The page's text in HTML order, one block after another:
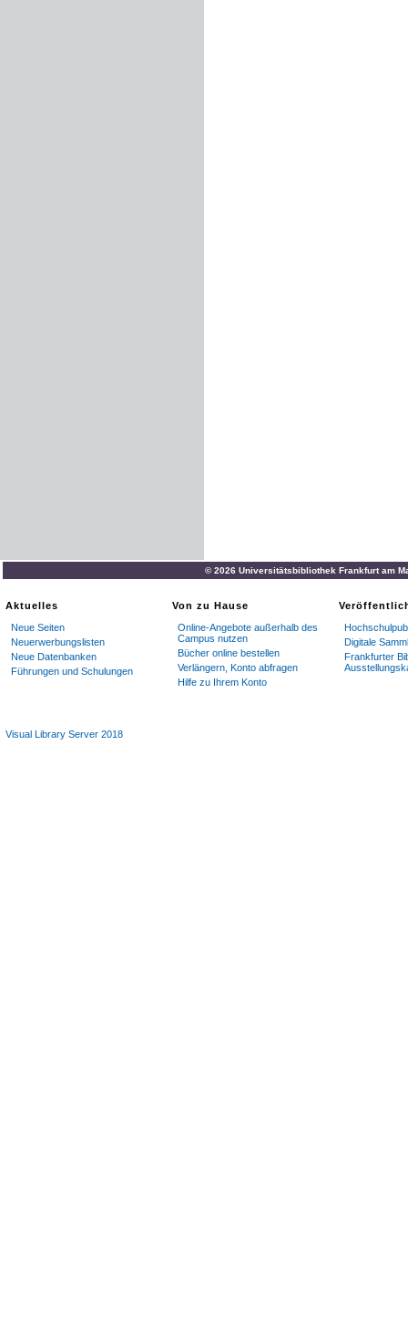
© 2026 Universitätsbibliothek Frankfurt am
Aktuelles
Neue Seiten
Neuerwerbungslisten
Neue Datenbanken
Führungen und Schulungen
Von zu Hause
Online-Angebote außerhalb des
Campus nutzen
Bücher online bestellen
Verlängern, Konto abfragen
Hilfe zu Ihrem Konto
Digitale
Frankfurter
Visual Library Server 2018